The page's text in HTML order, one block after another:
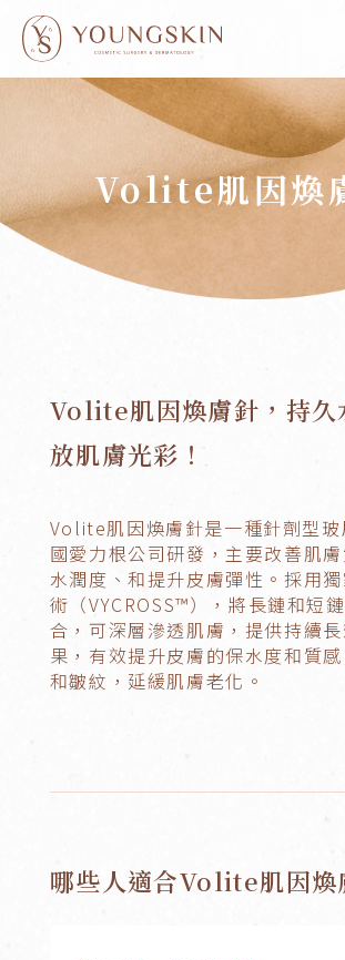
Volite肌因煥
Volite肌因煥膚針，持久
放肌膚光彩！
Volite肌因煥膚針是一種針劑型玻
國愛力根公司研發，主要改善肌
水潤度、和提升皮膚彈性。採用
術（VYCROSS™），將長鏈和短
合，可深層滲透肌膚，提供持續
果，有效提升皮膚的保水度和質
和皺紋，延緩肌膚老化。
哪些人適合Volite肌因煥